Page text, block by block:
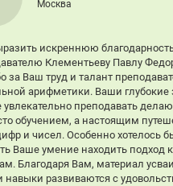
Москва
искреннюю
Клементьеву Павлу
за Ваш труд и талант
арифметики. Ваши глубокие
преподавать
обучением, а настоящим
и чисел. Особенно хотелось
Ваше умение находить подход к
Благодаря Вам, материал
навыки развиваются с